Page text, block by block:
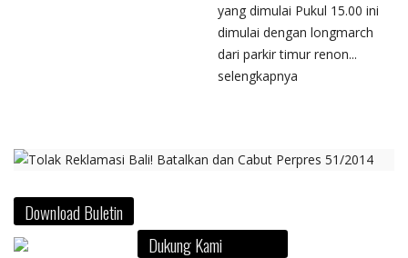
yang dimulai Pukul 15.00 ini
dimulai dengan longmarch
dari parkir timur renon...
selengkapnya
Download Buletin
Dukung Kami